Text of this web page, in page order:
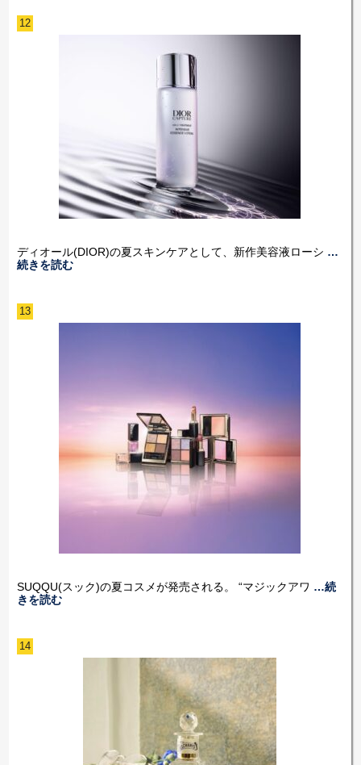
12
ディオール(DIOR)の夏スキンケアとして、新作美容液ローシ …
続きを読む
13
SUQQU(スック)の夏コスメが発売される。 “マジックアワ …続
きを読む
14